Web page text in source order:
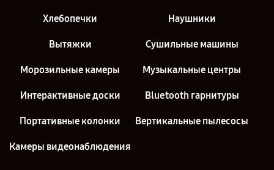
Хлебопечки Наушники
Вытяжки Сушильные машины
Морозильные камеры Музыкальные центры
Интерактивные доски Bluetooth гарнитуры
Портативные колонки Вертикальные пылесосы
Камеры видеонаблюдения